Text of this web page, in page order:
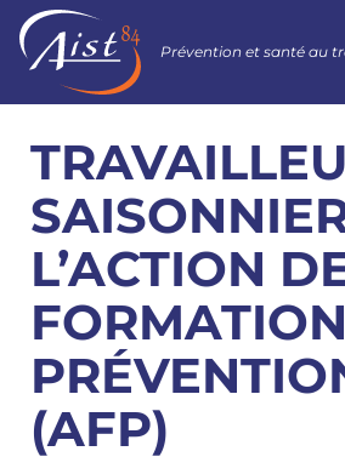
Prévention et santé au
L’ACTION
(AFP)